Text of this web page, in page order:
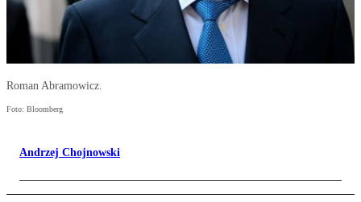
Roman Abramowicz.
Foto: Bloomberg
Andrzej Chojnowski